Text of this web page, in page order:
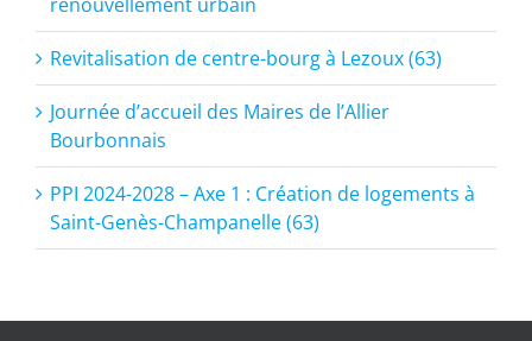
Revitalisation de centre-bourg à Lezoux (63)
Journée d’accueil des Maires de l’Allier
Bourbonnais
PPI 2024-2028 – Axe 1 : Création de logements à
Saint-Genès-Champanelle (63)